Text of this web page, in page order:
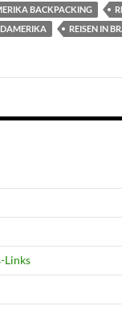
BACKPACKING
REISEN IN
Links